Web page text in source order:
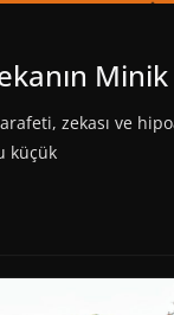
zekası ve
küçük